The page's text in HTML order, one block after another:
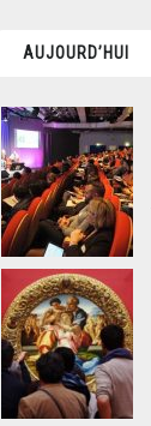
AUJOURD’HUI